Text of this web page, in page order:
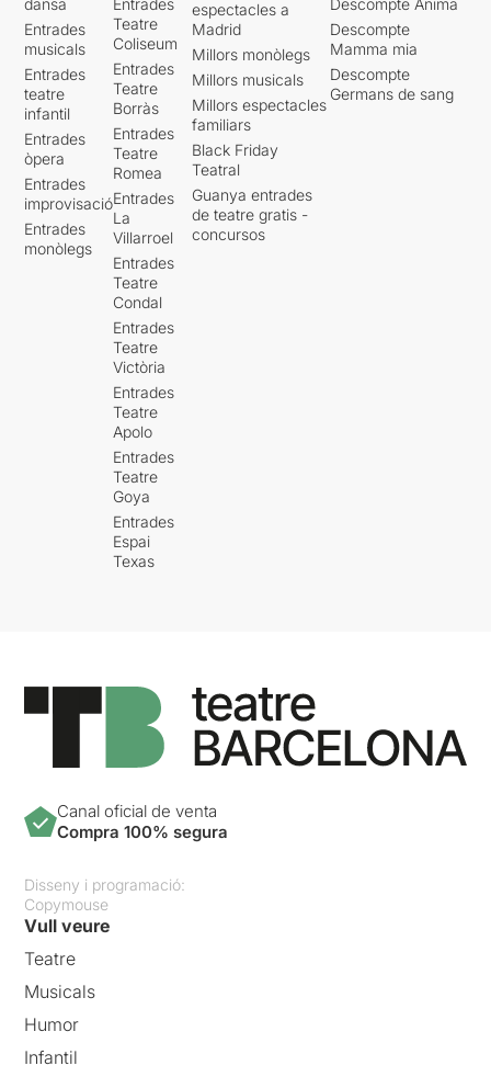
Entrades
musicals
Entrades
teatre
infantil
Entrades
òpera
Entrades
improvisació
Entrades
monòlegs
Teatre
Coliseum
Entrades
Teatre
Borràs
Entrades
Teatre
Romea
Entrades
La
Villarroel
Entrades
Teatre
Condal
Entrades
Teatre
Victòria
Entrades
Teatre
Apolo
Entrades
Teatre
Goya
Entrades
Espai
Texas
espectacles a
Madrid
Millors monòlegs
Millors musicals
Millors espectacles
familiars
Black Friday
Teatral
Guanya entrades
de teatre gratis -
concursos
Descompte
Mamma mia
Descompte
Germans de sang
Canal oficial de venta
Compra 100% segura
Disseny i programació:
Copymouse
Vull veure
Teatre
Musicals
Humor
Infantil